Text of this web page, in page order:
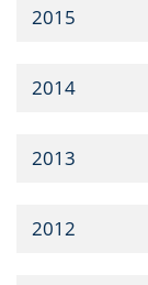
2015
2014
2013
2012